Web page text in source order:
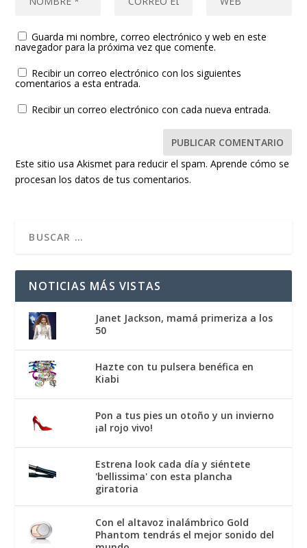
Guarda mi nombre, correo electrónico y web en este
navegador para la próxima vez que comente.
Recibir un correo electrónico con los siguientes
comentarios a esta entrada.
Recibir un correo electrónico con cada nueva entrada.
Este sitio usa Akismet para reducir el spam.Aprende cómo se
procesan los datos de tus comentarios.
NOTICIAS MÁS VISTAS
Janet Jackson, mamá primeriza a los
50
Hazte con tu pulsera benéfica en
Kiabi
Pon a tus pies un otoño y un invierno
¡al rojo vivo!
Estrena look cada día y siéntete
'bellissima' con esta plancha
giratoria
Con el altavoz inalámbrico Gold
Phantom tendrás el mejor sonido del